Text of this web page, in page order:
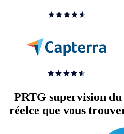
PRTG supervision du
réelce que vous